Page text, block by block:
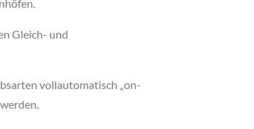
Gleich- und
vollautomatisch „on-